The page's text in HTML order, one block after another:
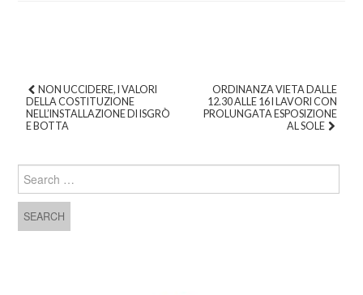
Post navigation
NON UCCIDERE, I VALORI
DELLA COSTITUZIONE
NELL’INSTALLAZIONE DI ISGRÒ
E BOTTA
ORDINANZA VIETA DALLE
12.30 ALLE 16 I LAVORI CON
PROLUNGATA ESPOSIZIONE
AL SOLE
Search for: